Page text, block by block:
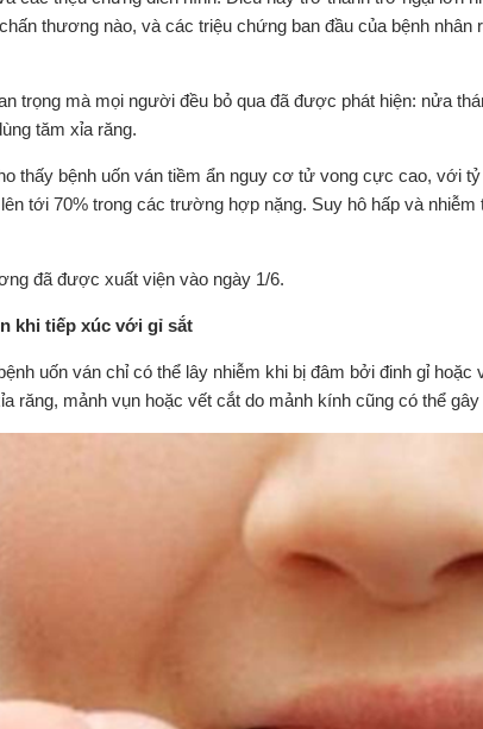
thương nào, và các triệu chứng ban đầu của bệnh nhân
trọng mà mọi người đều bỏ qua đã được phát hiện: nửa
tăm xỉa răng.
thấy bệnh uốn ván tiềm ẩn nguy cơ tử vong cực cao, với
tới 70% trong các trường hợp nặng. Suy hô hấp và nhiễm
đã được xuất viện vào ngày 1/6.
khi tiếp xúc với gỉ sắt
uốn ván chỉ có thể lây nhiễm khi bị đâm bởi đinh gỉ
răng, mảnh vụn hoặc vết cắt do mảnh kính cũng có thể